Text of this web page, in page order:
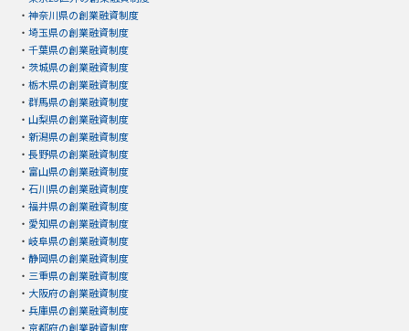
・ 神奈川県の創業融資制度
・ 埼玉県の創業融資制度
・ 千葉県の創業融資制度
・ 茨城県の創業融資制度
・ 栃木県の創業融資制度
・ 群馬県の創業融資制度
・ 山梨県の創業融資制度
・ 新潟県の創業融資制度
・ 長野県の創業融資制度
・ 富山県の創業融資制度
・ 石川県の創業融資制度
・ 福井県の創業融資制度
・ 愛知県の創業融資制度
・ 岐阜県の創業融資制度
・ 静岡県の創業融資制度
・ 三重県の創業融資制度
・ 大阪府の創業融資制度
・ 兵庫県の創業融資制度
・ 京都府の創業融資制度